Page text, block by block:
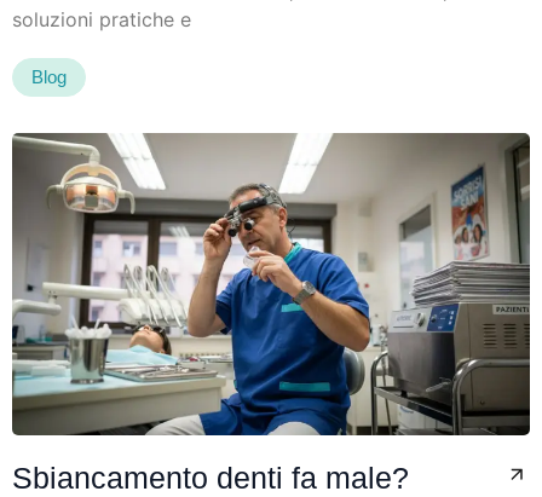
soluzioni pratiche e
Blog
Sbiancamento denti fa male?